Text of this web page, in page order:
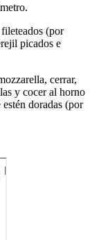
(por
picados e
cerrar,
y cocer al horno
doradas (por